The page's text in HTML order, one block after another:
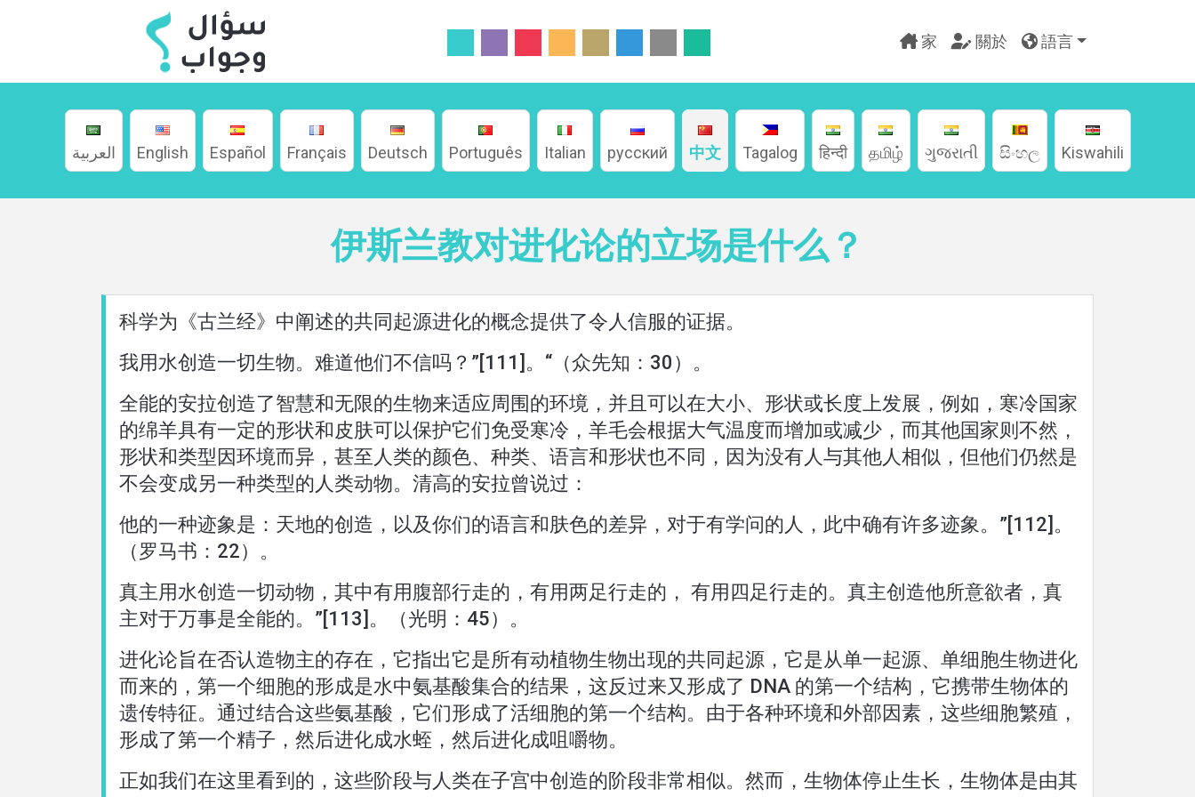
家
家 關於 語言
العربية English Español Français Deutsch Português Italian русский 中文 Tagalog हिन्दी தமிழ் ગુજરાતી සිංහල Kiswahili
伊斯兰教对进化论的立场是什么？
科学为《古兰经》中阐述的共同起源进化的概念提供了令人信服的证据。
我用水创造一切生物。难道他们不信吗？”[111]。“（众先知：30）。
全能的安拉创造了智慧和无限的生物来适应周围的环境，并且可以在大小、形状或长度上发展，例如，寒冷国家
的绵羊具有一定的形状和皮肤可以保护它们免受寒冷，羊毛会根据大气温度而增加或减少，而其他国家则不然，
形状和类型因环境而异，甚至人类的颜色、种类、语言和形状也不同，因为没有人与其他人相似，但他们仍然是
不会变成另一种类型的人类动物。清高的安拉曾说过：
他的一种迹象是：天地的创造，以及你们的语言和肤色的差异，对于有学问的人，此中确有许多迹象。”[112]。
（罗马书：22）。
真主用水创造一切动物，其中有用腹部行走的，有用两足行走的， 有用四足行走的。真主创造他所意欲者，真
主对于万事是全能的。”[113]。（光明：45）。
进化论旨在否认造物主的存在，它指出它是所有动植物生物出现的共同起源，它是从单一起源、单细胞生物进化
而来的，第一个细胞的形成是水中氨基酸集合的结果，这反过来又形成了 DNA 的第一个结构，它携带生物体的
遗传特征。通过结合这些氨基酸，它们形成了活细胞的第一个结构。由于各种环境和外部因素，这些细胞繁殖，
形成了第一个精子，然后进化成水蛭，然后进化成咀嚼物。
正如我们在这里看到的，这些阶段与人类在子宫中创造的阶段非常相似。然而，生物体停止生长，生物体是由其